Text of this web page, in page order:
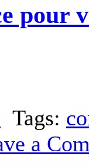
pour
Tags:
a